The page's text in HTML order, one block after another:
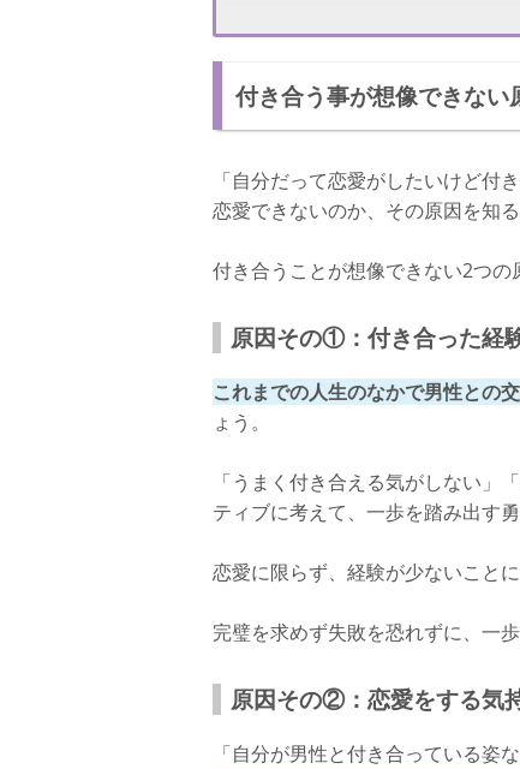
タイミング①：相手の魅力に気づい
タイミング②：アプローチをされて
付き合うまでもうすこし！告白のきっか
告白のきっかけ①：二人で遊びに行
告白のきっかけ②：誕生日やイベン
付き合う事が想像できない
「自分だって恋愛がしたいけど付
恋愛できないのか、その原因を知
付き合うことが想像できない2つの
原因その①：付き合った経
これまでの人生のなかで男性との
ょう。
「うまく付き合える気がしない」
ティブに考えて、一歩を踏み出す
恋愛に限らず、経験が少ないこと
完璧を求めず失敗を恐れずに、一
原因その②：恋愛をする気
「自分が男性と付き合っている姿